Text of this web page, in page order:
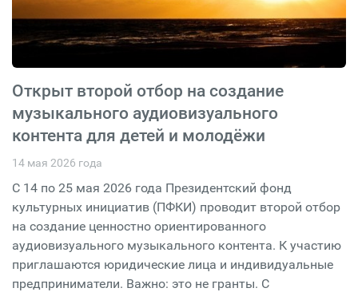
Открыт второй отбор на создание
музыкального аудиовизуального
контента для детей и молодёжи
14 мая 2026 года
С 14 по 25 мая 2026 года Президентский фонд
культурных инициатив (ПФКИ) проводит второй отбор
на создание ценностно ориентированного
аудиовизуального музыкального контента. К участию
приглашаются юридические лица и индивидуальные
предприниматели. Важно: это не гранты. С